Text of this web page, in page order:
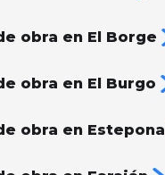
obra en El Borge
obra en El Burgo
obra en Estepona